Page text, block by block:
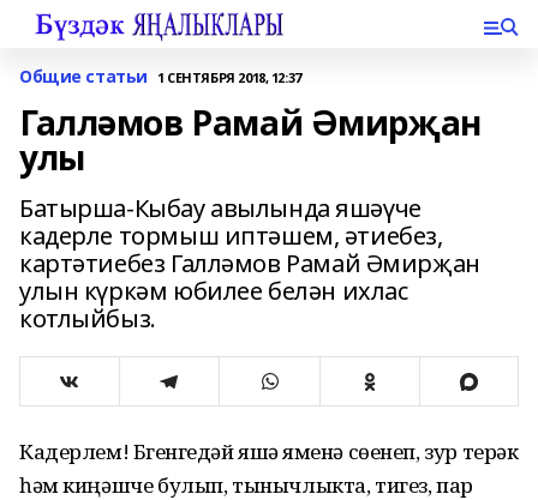
Общие статьи 1 СЕНТЯБРЯ 2018, 12:37
Галләмов Рамай Әмирҗан
улы
Батырша-Кыбау авылында яшәүче
кадерле тормыш иптәшем, әтиебез,
картәтиебез Галләмов Рамай Әмирҗан
улын күркәм юбилее белән ихлас
котлыйбыз.
Кадерлем! Бүгенгедәй яшәү яменә сөенеп, зур терәк
һәм киңәшче булып, тынычлыкта, тигез, пар